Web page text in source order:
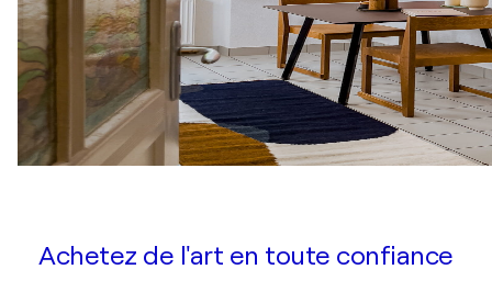
Achetez de l'art en toute confiance